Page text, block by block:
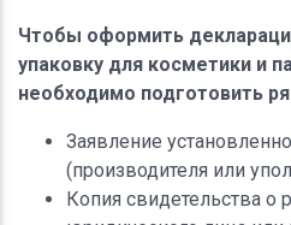
Чтобы оформить
упаковку для косметики и
необходимо подготовить
Заявление
(производителя или
Копия свидетельства о